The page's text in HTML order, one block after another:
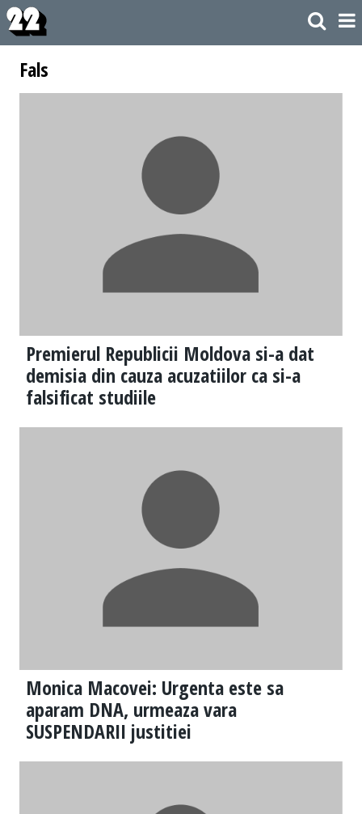
Fals
Premierul Republicii Moldova si-a dat
demisia din cauza acuzatiilor ca si-a
falsificat studiile
Monica Macovei: Urgenta este sa
aparam DNA, urmeaza vara
SUSPENDARII justitiei